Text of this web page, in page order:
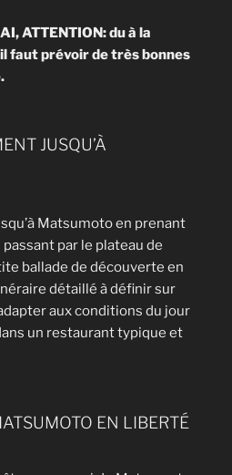
ATTENTION: du à la
faut prévoir de très bonnes
JUSQU’À
Matsumoto en prenant
par le plateau de
ballade de découverte en
détaillé à définir sur
aux conditions du jour
un restaurant typique et
EN LIBERTÉ